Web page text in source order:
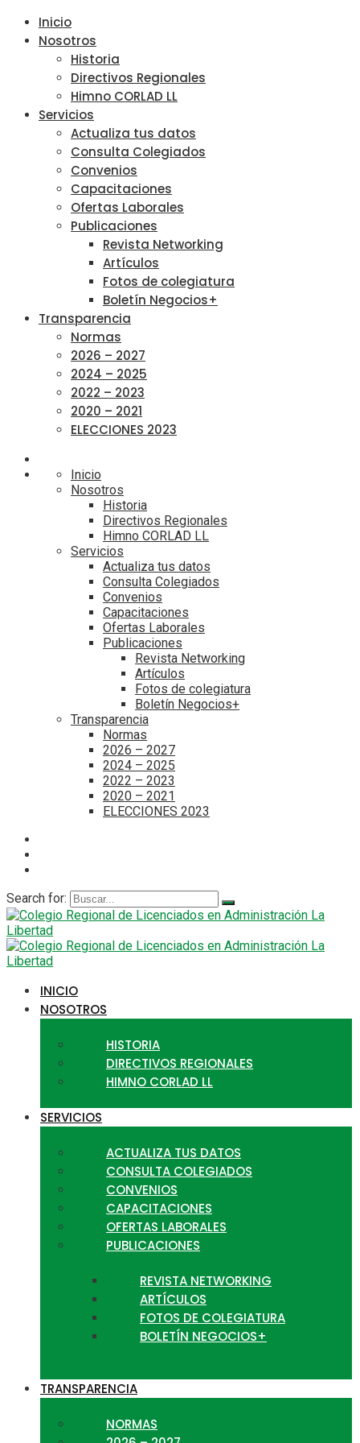
Inicio
Nosotros
Historia
Directivos Regionales
Himno CORLAD LL
Servicios
Actualiza tus datos
Consulta Colegiados
Convenios
Capacitaciones
Ofertas Laborales
Publicaciones
Revista Networking
Artículos
Fotos de colegiatura
Boletín Negocios+
Transparencia
Normas
2026 – 2027
2024 – 2025
2022 – 2023
2020 – 2021
ELECCIONES 2023
Inicio
Nosotros
Historia
Directivos Regionales
Himno CORLAD LL
Servicios
Actualiza tus datos
Consulta Colegiados
Convenios
Capacitaciones
Ofertas Laborales
Publicaciones
Revista Networking
Artículos
Fotos de colegiatura
Boletín Negocios+
Transparencia
Normas
2026 – 2027
2024 – 2025
2022 – 2023
2020 – 2021
ELECCIONES 2023
Search for:
INICIO
NOSOTROS
HISTORIA
DIRECTIVOS REGIONALES
HIMNO CORLAD LL
SERVICIOS
ACTUALIZA TUS DATOS
CONSULTA COLEGIADOS
CONVENIOS
CAPACITACIONES
OFERTAS LABORALES
PUBLICACIONES
REVISTA NETWORKING
ARTÍCULOS
FOTOS DE COLEGIATURA
BOLETÍN NEGOCIOS+
TRANSPARENCIA
NORMAS